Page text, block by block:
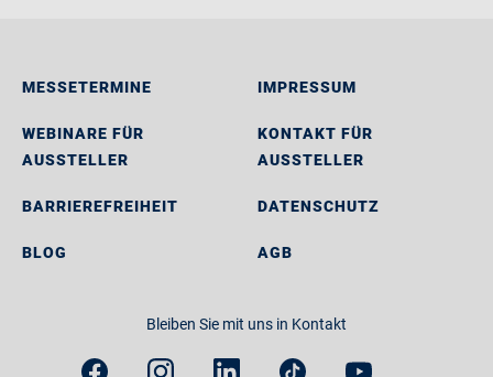
MESSETERMINE
WEBINARE FÜR
AUSSTELLER
BARRIEREFREIHEIT
BLOG
IMPRESSUM
KONTAKT FÜR
AUSSTELLER
DATENSCHUTZ
AGB
Bleiben Sie mit uns in Kontakt